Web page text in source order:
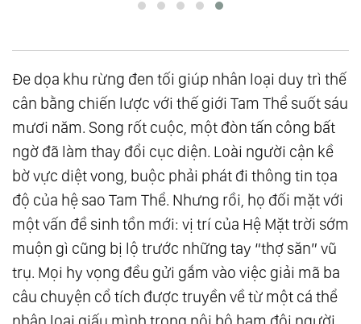
Đe dọa khu rừng đen tối giúp nhân loại duy trì thế
cân bằng chiến lược với thế giới Tam Thể suốt sáu
mươi năm. Song rốt cuộc, một đòn tấn công bất
ngờ đã làm thay đổi cục diện. Loài người cận kề
bờ vực diệt vong, buộc phải phát đi thông tin tọa
độ của hệ sao Tam Thể. Nhưng rồi, họ đối mặt với
một vấn đề sinh tồn mới: vị trí của Hệ Mặt trời sớm
muộn gì cũng bị lộ trước những tay “thợ săn” vũ
trụ. Mọi hy vọng đều gửi gắm vào việc giải mã ba
câu chuyện cổ tích được truyền về từ một cá thể